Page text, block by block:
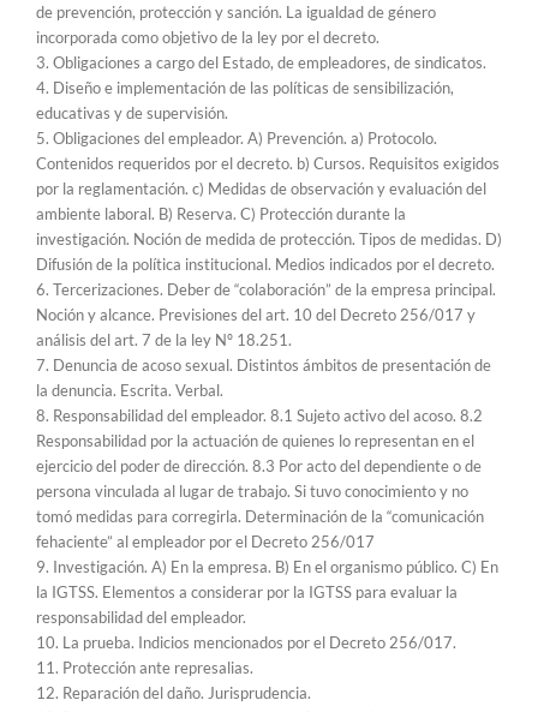
de prevención, protección y sanción. La igualdad de género
incorporada como objetivo de la ley por el decreto.
3. Obligaciones a cargo del Estado, de empleadores, de sindicatos.
4. Diseño e implementación de las políticas de sensibilización,
educativas y de supervisión.
5. Obligaciones del empleador. A) Prevención. a) Protocolo.
Contenidos requeridos por el decreto. b) Cursos. Requisitos exigidos
por la reglamentación. c) Medidas de observación y evaluación del
ambiente laboral. B) Reserva. C) Protección durante la
investigación. Noción de medida de protección. Tipos de medidas. D)
Difusión de la política institucional. Medios indicados por el decreto.
6. Tercerizaciones. Deber de “colaboración” de la empresa principal.
Noción y alcance. Previsiones del art. 10 del Decreto 256/017 y
análisis del art. 7 de la ley Nº 18.251.
7. Denuncia de acoso sexual. Distintos ámbitos de presentación de
la denuncia. Escrita. Verbal.
8. Responsabilidad del empleador. 8.1 Sujeto activo del acoso. 8.2
Responsabilidad por la actuación de quienes lo representan en el
ejercicio del poder de dirección. 8.3 Por acto del dependiente o de
persona vinculada al lugar de trabajo. Si tuvo conocimiento y no
tomó medidas para corregirla. Determinación de la “comunicación
fehaciente” al empleador por el Decreto 256/017
9. Investigación. A) En la empresa. B) En el organismo público. C) En
la IGTSS. Elementos a considerar por la IGTSS para evaluar la
responsabilidad del empleador.
10. La prueba. Indicios mencionados por el Decreto 256/017.
11. Protección ante represalias.
12. Reparación del daño. Jurisprudencia.